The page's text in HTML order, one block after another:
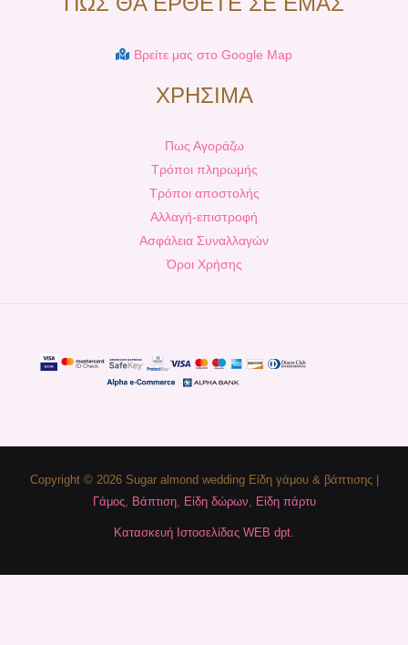
Βρείτε μας στο Google Map
ΧΡΗΣΙΜΑ
Πως Αγοράζω
Τρόποι πληρωμής
Τρόποι αποστολής
Αλλαγή-επιστροφή
Ασφάλεια Συναλλαγών
Όροι Χρήσης
Copyright © 2026 Sugar almond wedding Είδη γάμου & βάπτισης |
Γάμος, Βάπτιση, Είδη δώρων, Είδη πάρτυ
Κατασκευή Ιστοσελίδας WEB dpt.